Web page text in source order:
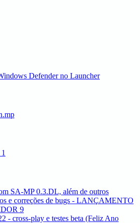
Defender no Launcher
SA-MP 0.3.DL, além de outros
e correções de bugs - LANÇAMENTO
9
- cross-play e testes beta (Feliz Ano